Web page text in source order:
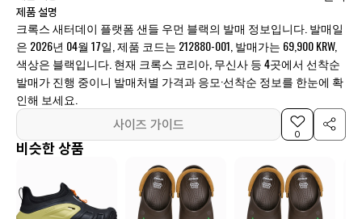
제품 설명
크록스 새터데이 플랫폼 샌들 우먼 블랙의 발매 정보입니다. 발매일
은 2026년 04월 17일, 제품 코드는 212880-001, 발매가는 69,900 KRW,
색상은 블랙입니다. 현재 크록스 코리아, 무신사 등 4곳에서 선착순
발매가 진행 중이니 발매처별 가격과 응모·선착순 정보를 한눈에 확
인해 보세요.
사이즈 가이드
0
비슷한 상품